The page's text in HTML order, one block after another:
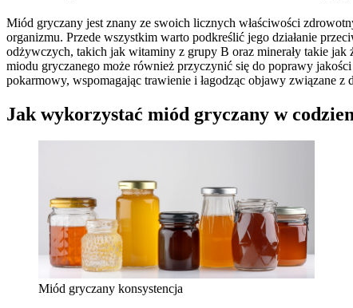
Miód gryczany jest znany ze swoich licznych właściwości
organizmu. Przede wszystkim warto podkreślić jego działanie
odżywczych, takich jak witaminy z grupy B oraz minerały takie
miodu gryczanego może również przyczynić się do poprawy
pokarmowy, wspomagając trawienie i łagodząc objawy związane z
Jak wykorzystać miód gryczany w
Miód gryczany konsystencja